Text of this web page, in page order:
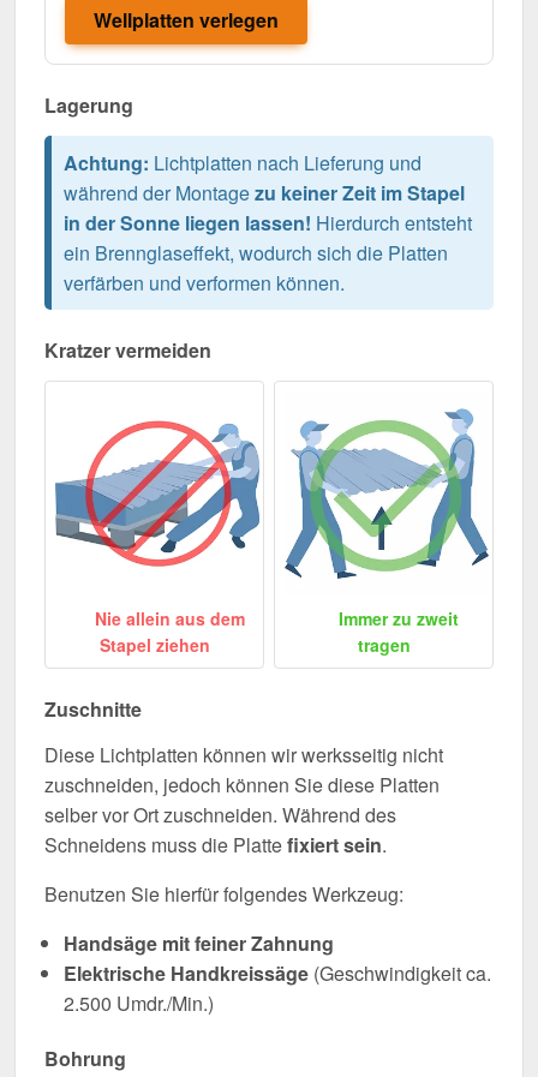
Wellplatten verlegen
Lagerung
Achtung: Lichtplatten nach Lieferung und
während der Montagezu keiner Zeit im Stapel
in der Sonne liegen lassen! Hierdurch entsteht
ein Brennglaseffekt, wodurch sich die Platten
verfärben und verformen können.
Kratzer vermeiden
Nie allein aus dem
Stapel ziehen
Immer zu zweit
tragen
Zuschnitte
Diese Lichtplatten können wir werksseitig nicht
zuschneiden, jedoch können Sie diese Platten
selber vor Ort zuschneiden. Während des
Schneidens muss die Plattefixiert sein.
Benutzen Sie hierfür folgendes Werkzeug:
Handsäge mit feiner Zahnung
Elektrische Handkreissäge (Geschwindigkeit ca.
2.500 Umdr./Min.)
Bohrung